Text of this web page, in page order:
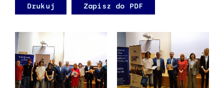
Drukuj Zapisz do PDF